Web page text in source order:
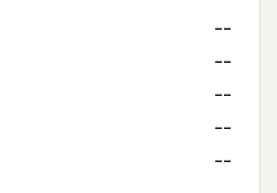
--
--
--
--
--